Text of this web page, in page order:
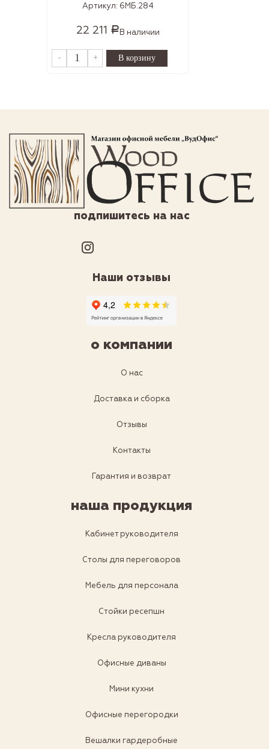
Артикул: 6МБ.284
22 211 Р В наличии
- +
подпишитесь на нас
Наши отзывы
о компании
О нас
Доставка и сборка
Отзывы
Контакты
Гарантия и возврат
наша продукция
Кабинет руководителя
Столы для переговоров
Мебель для персонала
Стойки ресепшн
Кресла руководителя
Офисные диваны
Мини кухни
Офисные перегородки
Вешалки гардеробные